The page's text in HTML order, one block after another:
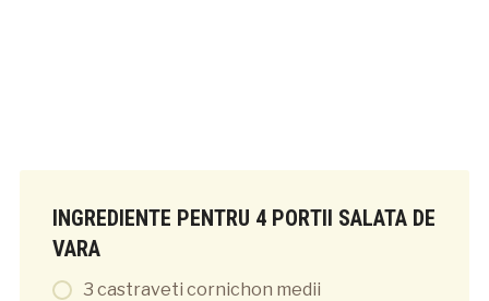
INGREDIENTE PENTRU 4 PORTII SALATA DE
VARA
3 castraveti cornichon medii